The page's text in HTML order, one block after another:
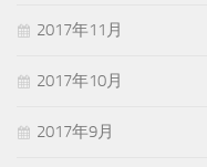
2017年11月
2017年10月
2017年9月